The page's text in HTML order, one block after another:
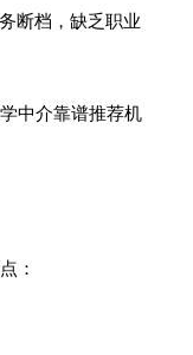
断档，缺乏职业
中介靠谱推荐机
：